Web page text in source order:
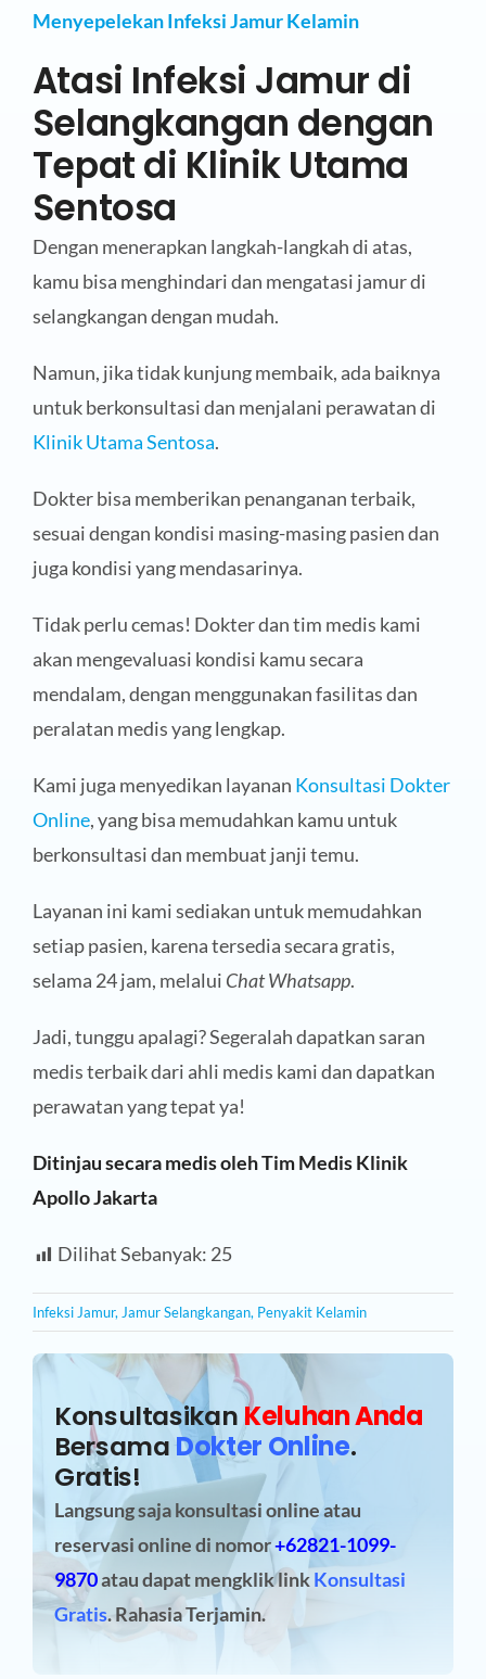
Menyepelekan Infeksi Jamur Kelamin
Atasi Infeksi Jamur di
Selangkangan dengan
Tepat di Klinik Utama
Sentosa
Dengan menerapkan langkah-langkah di atas,
kamu bisa menghindari dan mengatasi jamur di
selangkangan dengan mudah.
Namun, jika tidak kunjung membaik, ada baiknya
untuk berkonsultasi dan menjalani perawatan di
Klinik Utama Sentosa.
Dokter bisa memberikan penanganan terbaik,
sesuai dengan kondisi masing-masing pasien dan
juga kondisi yang mendasarinya.
Tidak perlu cemas! Dokter dan tim medis kami
akan mengevaluasi kondisi kamu secara
mendalam, dengan menggunakan fasilitas dan
peralatan medis yang lengkap.
Kami juga menyedikan layanan Konsultasi Dokter
Online, yang bisa memudahkan kamu untuk
berkonsultasi dan membuat janji temu.
Layanan ini kami sediakan untuk memudahkan
setiap pasien, karena tersedia secara gratis,
selama 24 jam, melalui Chat Whatsapp.
Jadi, tunggu apalagi? Segeralah dapatkan saran
medis terbaik dari ahli medis kami dan dapatkan
perawatan yang tepat ya!
Ditinjau secara medis oleh Tim Medis Klinik
Apollo Jakarta
Dilihat Sebanyak: 25
Infeksi Jamur, Jamur Selangkangan, Penyakit Kelamin
Konsultasikan Keluhan Anda
BersamaDokter Online.
Gratis!
Langsung saja konsultasi online atau
reservasi onlinedi nomor+62821-1099-
9870atau dapat mengklik linkKonsultasi
Gratis. Rahasia Terjamin.